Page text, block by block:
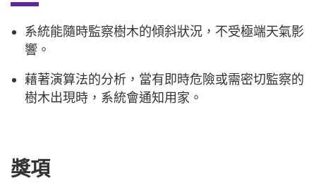
系統能隨時監察樹木的傾斜狀況，不受極端天氣影
響。
藉著演算法的分析，當有即時危險或需密切監察的
樹木出現時，系統會通知用家。
獎項